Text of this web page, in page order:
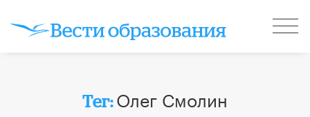
Тег:Олег Смолин